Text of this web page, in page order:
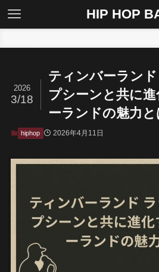
HIP HOP
ティンバーラン
プシーンと共に
ーランドの魅力と
2026
3/18
hiphop 2026年4月11日